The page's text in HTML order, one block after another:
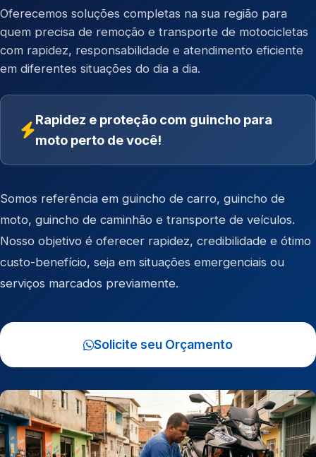
Oferecemos soluções completas na sua região para
quem precisa de remoção e transporte de motocicletas
com rapidez, responsabilidade e atendimento eficiente
em diferentes situações do dia a dia.
Rapidez e proteção com guincho para
moto perto de você!
Somos referência em guincho de carro, guincho de
moto, guincho de caminhão e transporte de veículos.
Nosso objetivo é oferecer rapidez, credibilidade e ótimo
custo-benefício, seja em situações emergenciais ou
serviços marcados previamente.
Solicite seu Orçamento